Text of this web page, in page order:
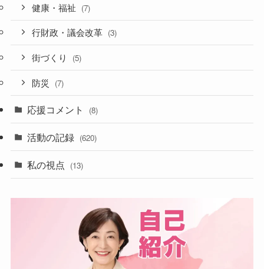
健康・福祉 (7)
行財政・議会改革 (3)
街づくり (5)
防災 (7)
応援コメント (8)
活動の記録 (620)
私の視点 (13)